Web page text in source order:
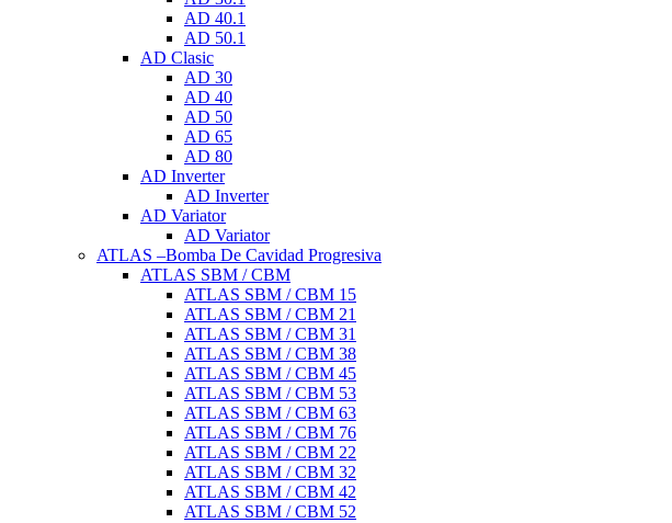
AD 40.1
AD 50.1
AD Clasic
AD 30
AD 40
AD 50
AD 65
AD 80
AD Inverter
AD Inverter
AD Variator
AD Variator
ATLAS –Bomba De Cavidad Progresiva
ATLAS SBM / CBM
ATLAS SBM / CBM 15
ATLAS SBM / CBM 21
ATLAS SBM / CBM 31
ATLAS SBM / CBM 38
ATLAS SBM / CBM 45
ATLAS SBM / CBM 53
ATLAS SBM / CBM 63
ATLAS SBM / CBM 76
ATLAS SBM / CBM 22
ATLAS SBM / CBM 32
ATLAS SBM / CBM 42
ATLAS SBM / CBM 52